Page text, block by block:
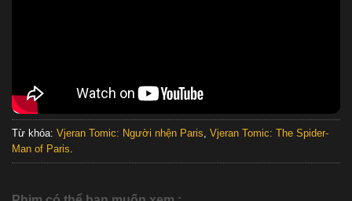
Từ khóa: Vjeran Tomic: Người nhện Paris Vjeran Tomic: The Spider-
Man of Paris